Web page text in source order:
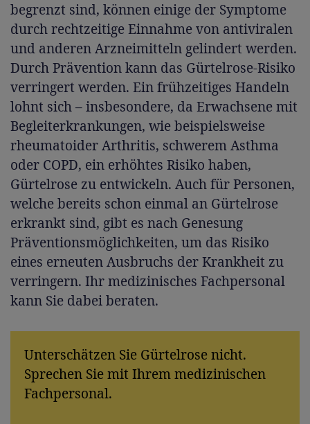
begrenzt sind, können einige der Symptome
durch rechtzeitige Einnahme von antiviralen
und anderen Arzneimitteln gelindert werden.
Durch Prävention kann das Gürtelrose-Risiko
verringert werden. Ein frühzeitiges Handeln
lohnt sich – insbesondere, da Erwachsene mit
Begleiterkrankungen, wie beispielsweise
rheumatoider Arthritis, schwerem Asthma
oder COPD, ein erhöhtes Risiko haben,
Gürtelrose zu entwickeln. Auch für Personen,
welche bereits schon einmal an Gürtelrose
erkrankt sind, gibt es nach Genesung
Präventionsmöglichkeiten, um das Risiko
eines erneuten Ausbruchs der Krankheit zu
verringern. Ihr medizinisches Fachpersonal
kann Sie dabei beraten.
Unterschätzen Sie Gürtelrose nicht.
Sprechen Sie mit Ihrem medizinischen
Fachpersonal.